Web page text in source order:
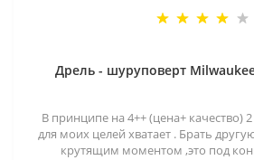
Дрель - шуруповерт
В принципе на 4++ (цена+ качество)
для моих целей хватает . Брать
крутящим моментом ,это под